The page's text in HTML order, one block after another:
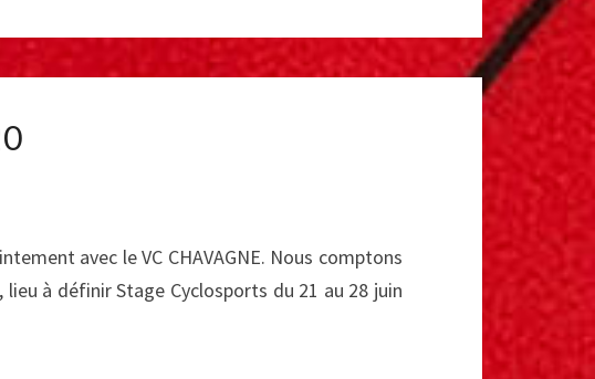
avec le VC CHAVAGNE. Nous comptons
à définir Stage Cyclosports du 21 au 28 juin